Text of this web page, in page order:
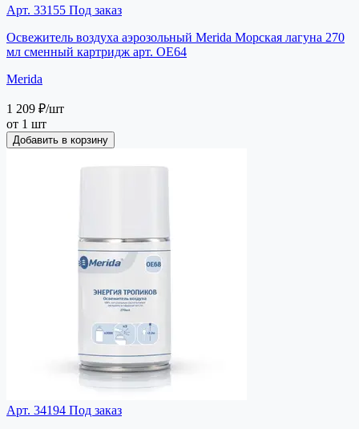
Арт. 33155 Под заказ
Освежитель воздуха аэрозольный Merida Морская лагуна 270
мл сменный картридж арт. OE64
Merida
1 209 ₽/шт
от 1 шт
Добавить в корзину
Арт. 34194 Под заказ